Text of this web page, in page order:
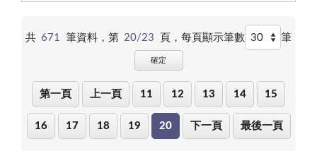
共 671 筆資料，第 20/23 頁， 每頁顯示筆數 筆
確定
第一頁 上一頁 11 12 13 14 15
16 17 18 19 20 下一頁 最後一頁